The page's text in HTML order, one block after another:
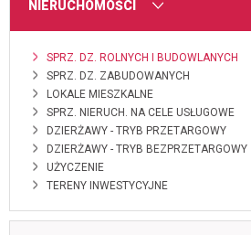
MENU
NIERUCHOMOŚCI
SPRZ. DZ. ROLNYCH I BUDOWLANYCH
SPRZ. DZ. ZABUDOWANYCH
LOKALE MIESZKALNE
SPRZ. NIERUCH. NA CELE USŁUGOWE
DZIERŻAWY - TRYB PRZETARGOWY
DZIERŻAWY - TRYB BEZPRZETARGOWY
UŻYCZENIE
TERENY INWESTYCYJNE